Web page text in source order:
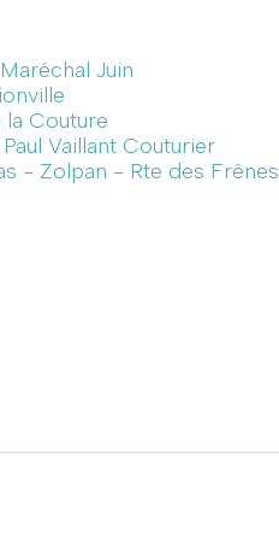
Juin
la Couture
Vaillant Couturier
- Zolpan - Rte des Frênes